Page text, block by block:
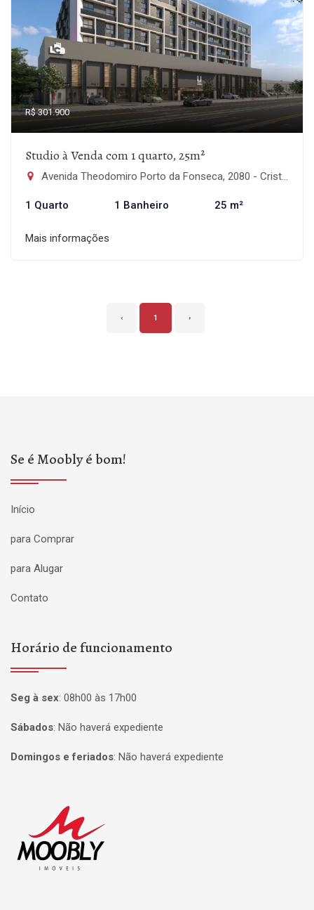
R$ 301.900
Studio à Venda com 1 quarto, 25m²
Avenida Theodomiro Porto da Fonseca, 2080 - Cristo Rei, São Leopoldo-RS
1 Quarto 1 Banheiro 25 m²
Mais informações
‹ 1 ›
Se é Moobly é bom!
Início
para Comprar
para Alugar
Contato
Horário de funcionamento
Seg à sex: 08h00 às 17h00
Sábados: Não haverá expediente
Domingos e feriados: Não haverá expediente